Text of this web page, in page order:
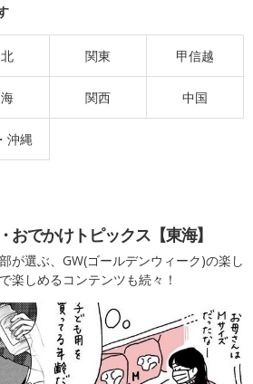
関東 甲信越
関西 中国
沖縄
おでかけトピックス【東海】
が選ぶ、GW(ゴールデンウィーク)の楽し
楽しめるコンテンツも続々！